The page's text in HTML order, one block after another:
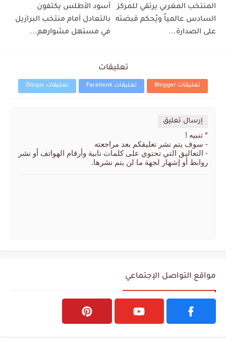
المنتخب المغربي يرتقي للمركز
السادس عالمياً ويُحكم قبضته
على الصدارة...
أسود الأطلس يكتفون
بالتعادل أمام منتخب البرازيل
في مستهل مشوارهم...
تعليقات
تعليقات Blogger تعليقات Facebook تعليقات Disqus
إرسال تعليق
* تنبيه !
- سوف يتم نشر تعليقكم بعد مراجعته
- التعاليق التي تحتوي على كلمات نابية وأرقام الهواتف أو نشر
روابط أو إشهار لجهة ما لن يتم نشرها.
مواقع التواصل الإجتماعي